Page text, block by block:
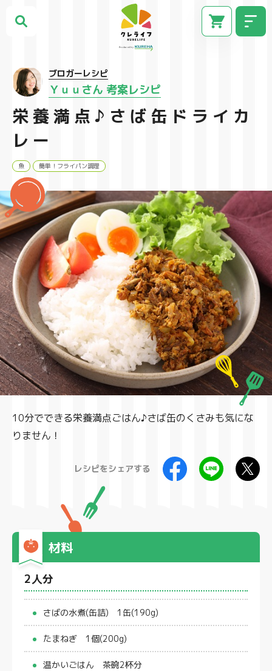
CM
製
ブロガーレシピ
Ｙｕｕさん 考案レシピ
栄養満点♪さば缶ドライカ
レー
魚 簡単！フライパン調理
レシピをシェアする
10分でできる栄養満点ごはん♪さば缶のくさみも気にな
りません！
材料
2人分
さばの水煮(缶詰) 1缶(190g)
たまねぎ 1個(200g)
温かいごはん 茶碗2杯分